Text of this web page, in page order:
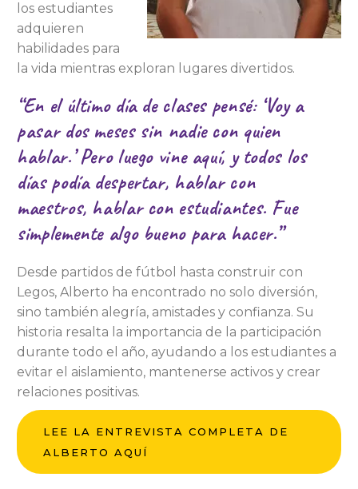
los estudiantes
adquieren
habilidades para
la vida mientras exploran lugares divertidos.
“En el último día de clases pensé: ‘Voy a
pasar dos meses sin nadie con quien
hablar.’ Pero luego vine aquí, y todos los
días podía despertar, hablar con
maestros, hablar con estudiantes. Fue
simplemente algo bueno para hacer.”
Desde partidos de fútbol hasta construir con
Legos, Alberto ha encontrado no solo diversión,
sino también alegría, amistades y confianza. Su
historia resalta la importancia de la participación
durante todo el año, ayudando a los estudiantes a
evitar el aislamiento, mantenerse activos y crear
relaciones positivas.
LEE LA ENTREVISTA COMPLETA DE
ALBERTO AQUÍ